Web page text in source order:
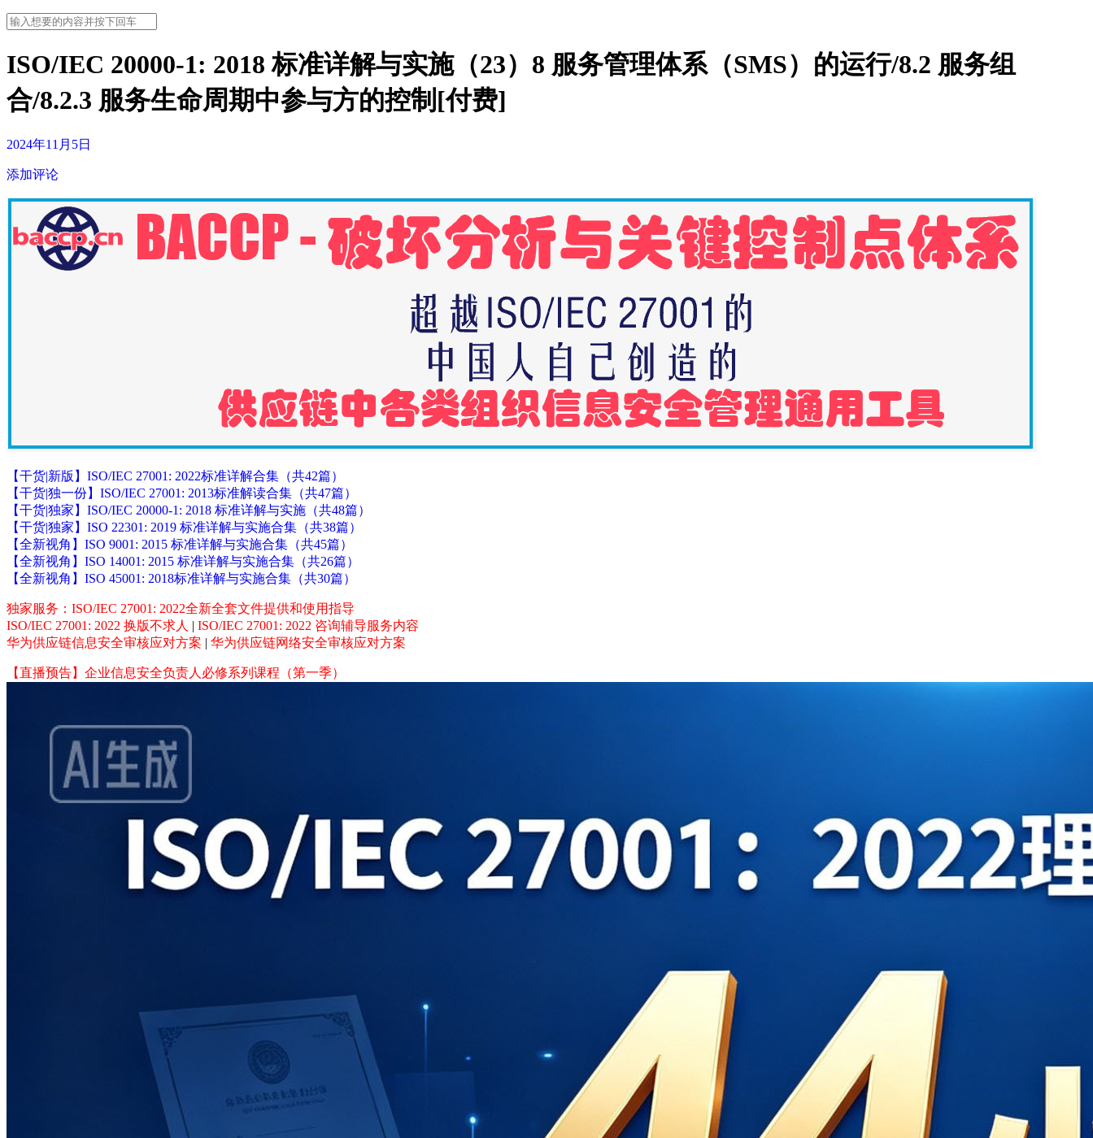
ISO/IEC 20000-1: 2018 标准详解与实施（23）8 服务管理体系（SMS）的运行/8.2 服务组
合/8.2.3 服务生命周期中参与方的控制[付费]
2024年11月5日
添加评论
【干货|新版】ISO/IEC 27001: 2022标准详解合集（共42篇）
【干货|独一份】ISO/IEC 27001: 2013标准解读合集（共47篇）
【干货|独家】ISO/IEC 20000-1: 2018 标准详解与实施（共48篇）
【干货|独家】ISO 22301: 2019 标准详解与实施合集（共38篇）
【全新视角】ISO 9001: 2015 标准详解与实施合集（共45篇）
【全新视角】ISO 14001: 2015 标准详解与实施合集（共26篇）
【全新视角】ISO 45001: 2018标准详解与实施合集（共30篇）
独家服务：ISO/IEC 27001: 2022全新全套文件提供和使用指导
ISO/IEC 27001: 2022 换版不求人 | ISO/IEC 27001: 2022 咨询辅导服务内容
华为供应链信息安全审核应对方案 | 华为供应链网络安全审核应对方案
【直播预告】企业信息安全负责人必修系列课程（第一季）